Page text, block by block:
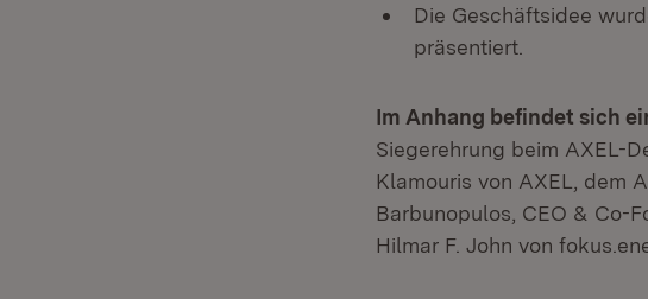
Die Geschäftsidee
präsentiert.
Im Anhang befindet sich
Siegerehrung beim AXEL-
Klamouris von AXEL, dem
Barbunopulos, CEO & Co-
Hilmar F. John von